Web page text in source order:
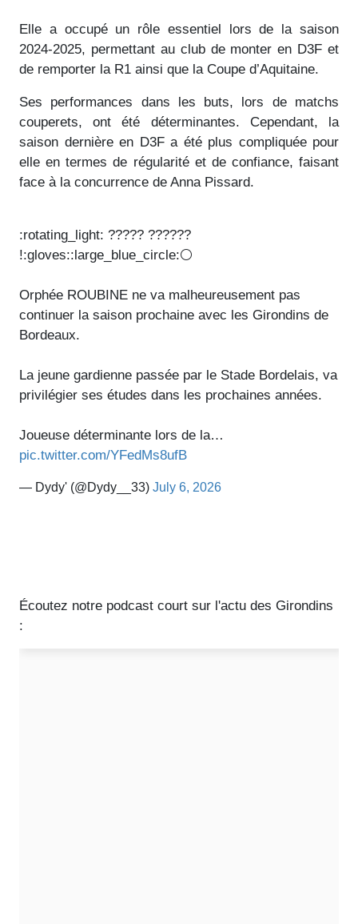
Elle a occupé un rôle essentiel lors de la saison
2024-2025, permettant au club de monter en D3F et
de remporter la R1 ainsi que la Coupe d’Aquitaine.
Ses performances dans les buts, lors de matchs
couperets, ont été déterminantes. Cependant, la
saison dernière en D3F a été plus compliquée pour
elle en termes de régularité et de confiance, faisant
face à la concurrence de Anna Pissard.
:rotating_light: ????? ??????
!:gloves::large_blue_circle:⚪️
Orphée ROUBINE ne va malheureusement pas
continuer la saison prochaine avec les Girondins de
Bordeaux.
La jeune gardienne passée par le Stade Bordelais, va
privilégier ses études dans les prochaines années.
Joueuse déterminante lors de la…
pic.twitter.com/YFedMs8ufB
— Dydy' (@Dydy__33) July 6, 2026
Écoutez notre podcast court sur l'actu des Girondins
: